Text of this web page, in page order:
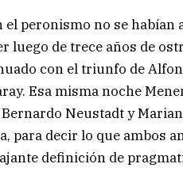
peronismo no se habían
luego de trece años de
con el triunfo de
Esa misma noche
Neustadt y
para decir lo que ambos
definición de